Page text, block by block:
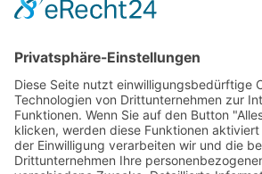
Gymnastik & Aerobic
Tischtennis
Footvolley